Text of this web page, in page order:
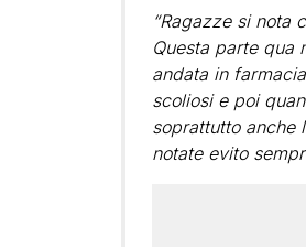
“Ragazze si nota
Questa parte qua
andata in
scoliosi e poi
soprattutto anche
notate evito